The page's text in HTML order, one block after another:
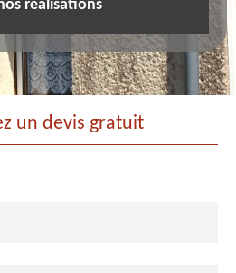
réalisations
un devis gratuit